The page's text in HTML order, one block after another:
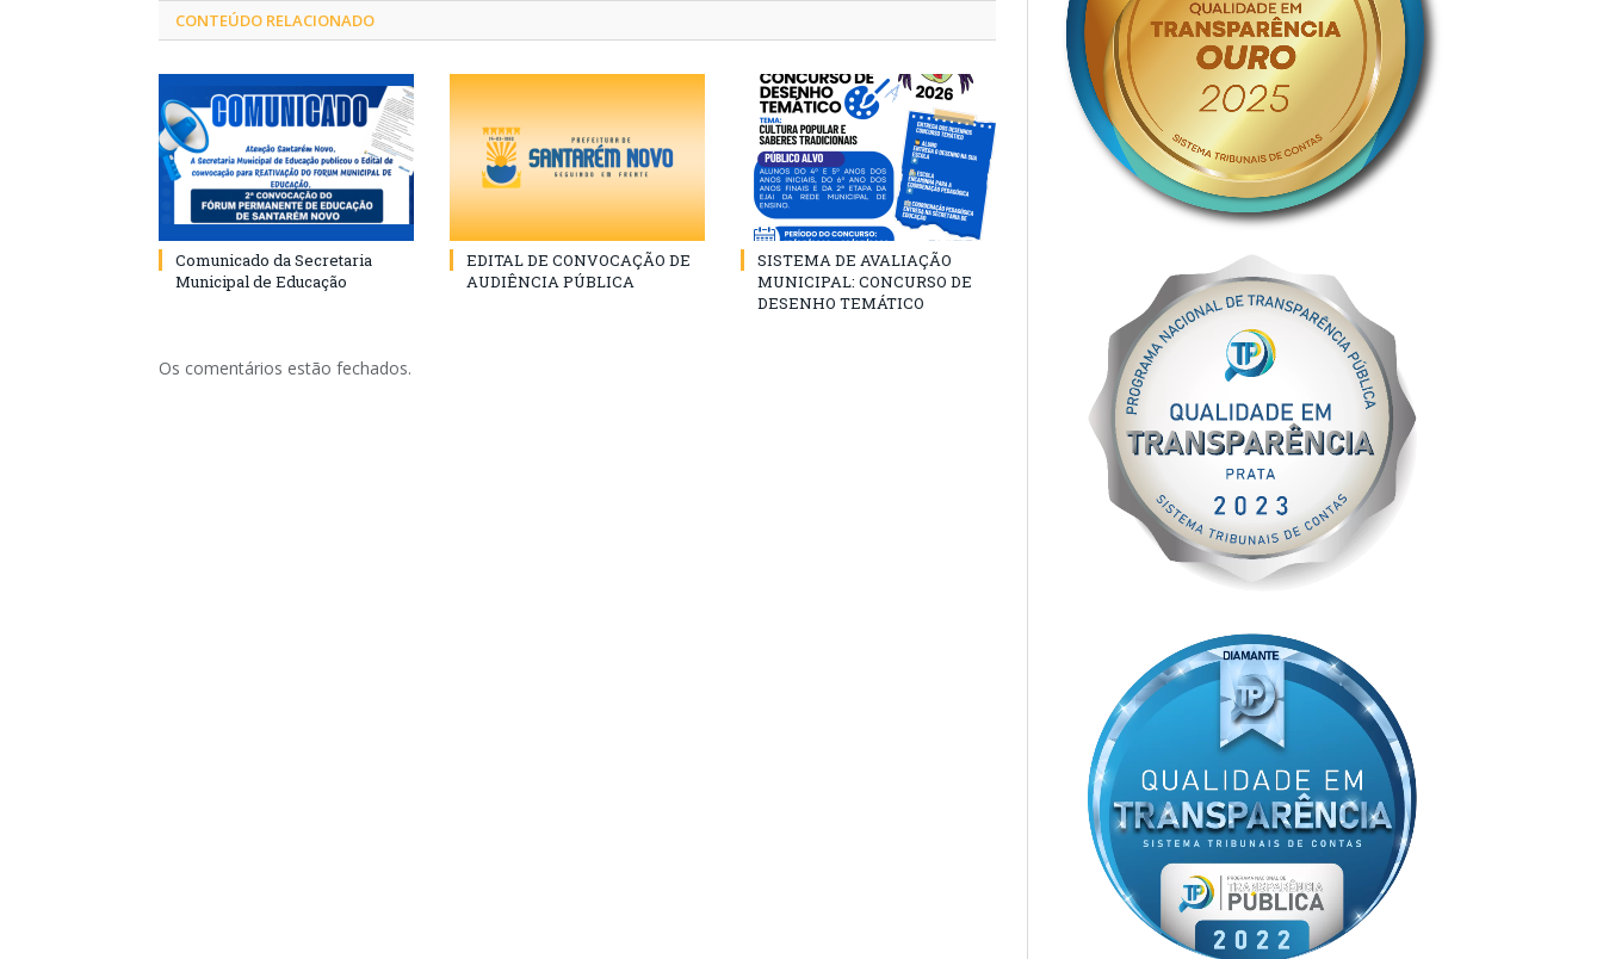
CONTEÚDO RELACIONADO
Comunicado da Secretaria
Municipal de Educação
EDITAL DE CONVOCAÇÃO DE
AUDIÊNCIA PÚBLICA
SISTEMA DE AVALIAÇÃO
MUNICIPAL: CONCURSO DE
DESENHO TEMÁTICO
Os comentários estão fechados.